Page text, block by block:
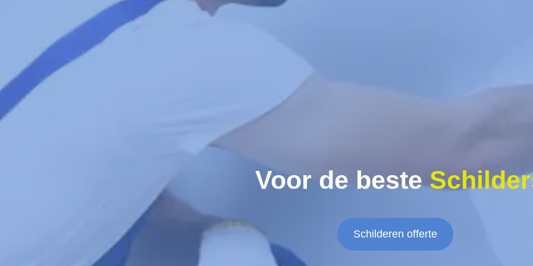
Voor de beste
Schilderen offerte